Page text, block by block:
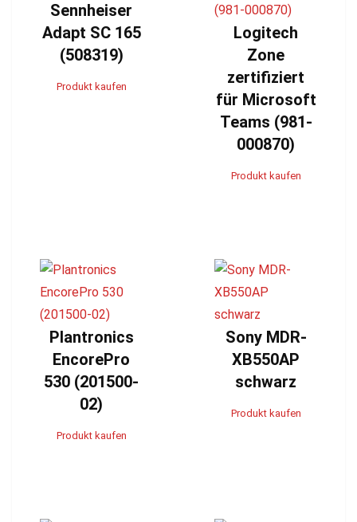
Sennheiser
Adapt SC 165
(508319)
Produkt kaufen
Logitech
Zone
zertifiziert
für Microsoft
Teams (981-
000870)
Produkt kaufen
Plantronics
EncorePro
530 (201500-
02)
Produkt kaufen
Sony MDR-
XB550AP
schwarz
Produkt kaufen